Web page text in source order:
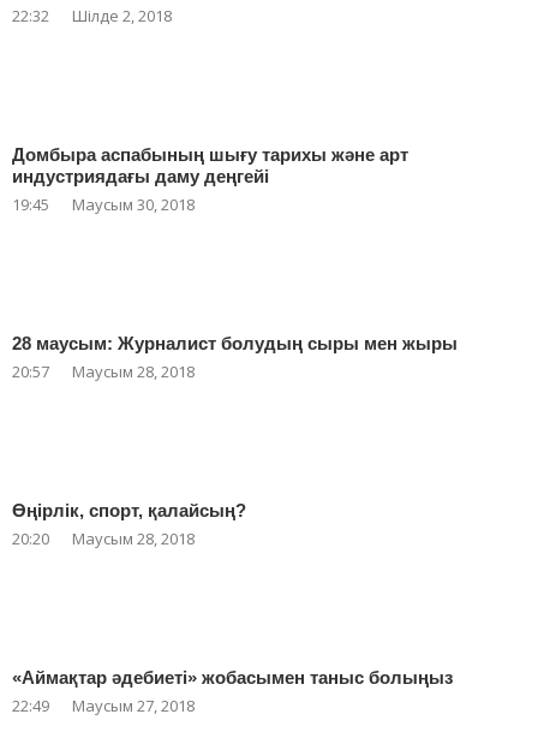
22:32 Шілде 2, 2018
Домбыра аспабының шығу тарихы және арт
индустриядағы даму деңгейі
19:45 Маусым 30, 2018
28 маусым: Журналист болудың сыры мен жыры
20:57 Маусым 28, 2018
Өңірлік, спорт, қалайсың?
20:20 Маусым 28, 2018
«Аймақтар әдебиеті» жобасымен таныс болыңыз
22:49 Маусым 27, 2018